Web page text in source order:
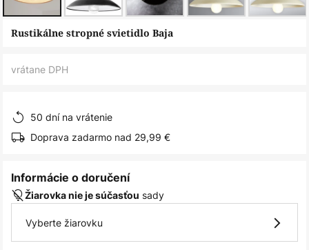
Preskočiť
Rustikálne stropné svietidlo Baja
vrátane DPH
50 dní na vrátenie
Doprava zadarmo nad 29,99 €
Informácie o doručení
Žiarovka nie je súčasťou sady
Vyberte žiarovku